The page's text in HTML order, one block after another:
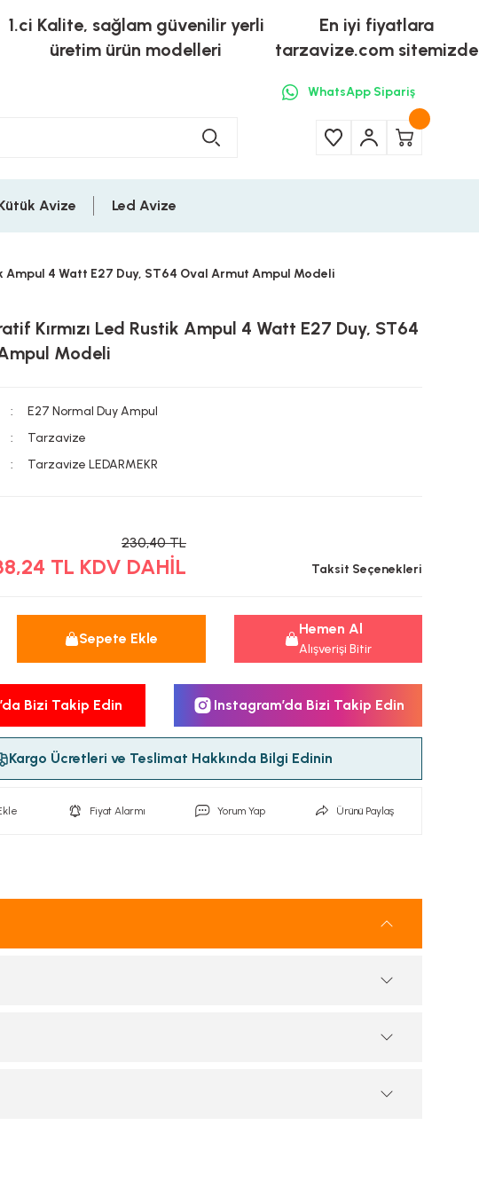
1.ci Kalite, sağlam güvenilir yerli
üretim ürün modelleri
En iyi fiyatlara
tarzavize.com sitemizde
WhatsApp Sipariş
Avize Led Avize
Ampul 4 Watt E27 Duy, ST64 Oval Armut Ampul Modeli
Kırmızı Led Rustik Ampul 4 Watt E27 Duy, ST64
Modeli
E27 Normal Duy Ampul
Tarzavize
Tarzavize LEDARMEKR
230,40 TL
TL KDV DAHİL Taksit Seçenekleri
Sepete Ekle
Hemen Al
Alışverişi Bitir
Bizi Takip Edin Instagram’da Bizi Takip Edin
Kargo Ücretleri ve Teslimat Hakkında Bilgi Edinin
Fiyat Alarmı Yorum Yap Ürünü Paylaş